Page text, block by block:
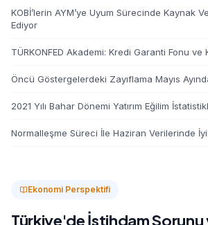
Ekonomi Perspektifi
Türkiye'de İstihdam Sorunu
KOBİ’lerin AYM’ye Uyum Sürecinde Kaynak
Ediyor
TÜRKONFED Akademi: Kredi Garanti Fonu ve
Öncü Göstergelerdeki Zayıflama Mayıs
2021 Yılı Bahar Dönemi Yatırım Eğilim
Normalleşme Süreci İle Haziran Verilerinde